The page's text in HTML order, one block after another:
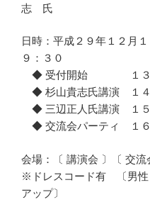
志 氏
日時：平成２９年１２月
９：３０
◆ 受付開始 １３
◆ 杉山貴志氏講演 １４
◆ 三辺正人氏講演 １５
◆ 交流会パーティ １６
会場：〔 講演会 〕〔 交流
※ドレスコード有 〔男
アップ〕